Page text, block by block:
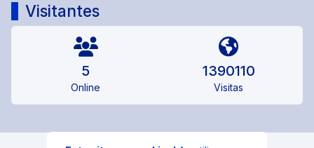
Visitantes
5
Online
1390110
Visitas